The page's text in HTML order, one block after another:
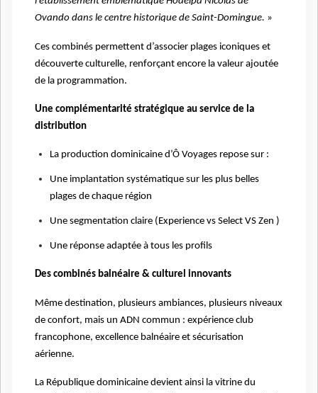
Ovando dans le centre historique de Saint-Domingue. »
Ces combinés permettent d’associer plages iconiques et
découverte culturelle, renforçant encore la valeur ajoutée
de la programmation.
Une complémentarité stratégique au service de la
distribution
La production dominicaine d’Ô Voyages repose sur :
Une implantation systématique sur les plus belles
plages de chaque région
Une segmentation claire (Experience vs Select VS Zen )
Une réponse adaptée à tous les profils
Des combinés balnéaire & culturel innovants
Même destination, plusieurs ambiances, plusieurs niveaux
de confort, mais un ADN commun : expérience club
francophone, excellence balnéaire et sécurisation
aérienne.
La République dominicaine devient ainsi la vitrine du